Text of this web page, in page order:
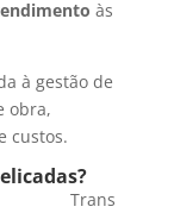
às
à gestão de
obra,
custos.
Trans